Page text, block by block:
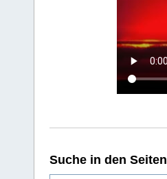
Suche in den Seiten